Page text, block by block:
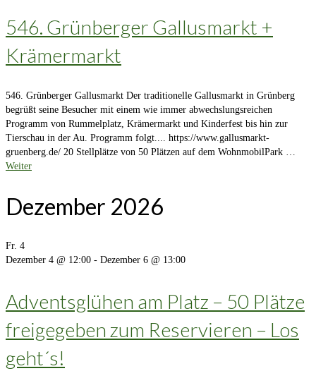
546. Grünberger Gallusmarkt +
Krämermarkt
546. Grünberger Gallusmarkt Der traditionelle Gallusmarkt in Grünberg
begrüßt seine Besucher mit einem wie immer abwechslungsreichen
Programm von Rummelplatz, Krämermarkt und Kinderfest bis hin zur
Tierschau in der Au. Programm folgt.... https://www.gallusmarkt-
gruenberg.de/ 20 Stellplätze von 50 Plätzen auf dem WohnmobilPark …
Weiter
Dezember 2026
Fr. 4
Dezember 4 @ 12:00 - Dezember 6 @ 13:00
Adventsglühen am Platz – 50 Plätze
freigegeben zum Reservieren – Los
geht´s!